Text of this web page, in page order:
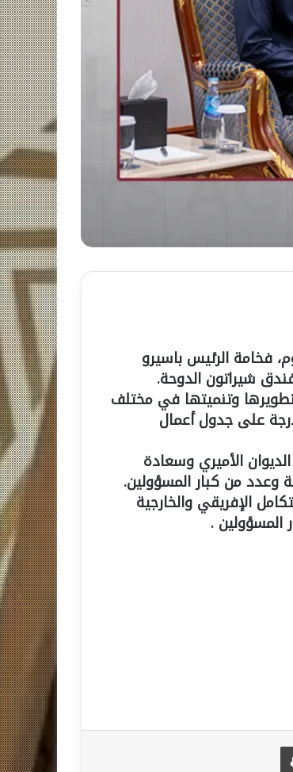
فخامة الرئيس باسيرو
تطويرها وتنميتها في مختلف
على جدول أعمال
الأميري وسعادة
وعدد من كبار المسؤولين.
الإفريقي والخارجية
المسؤولين .
طباعة